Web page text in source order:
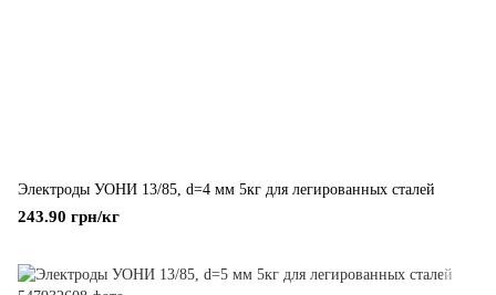
Электроды УОНИ 13/85, d=4 мм 5кг для легированных сталей
243.90 грн/кг